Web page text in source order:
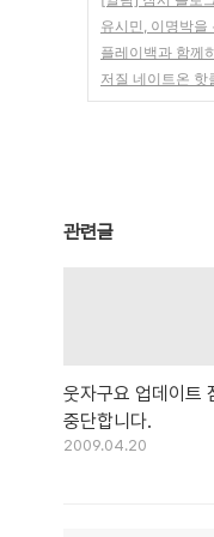
유시민, 이명박을
플레이백과 함께
저질 네이트온 핫
관련글
웃자구요 업데이트
중단합니다.
2009.04.20